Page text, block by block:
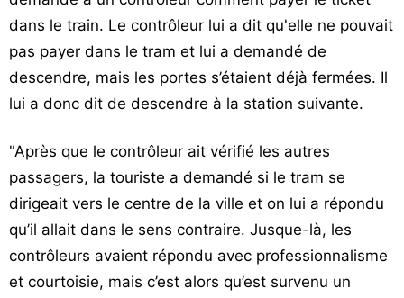
dans le train. Le contrôleur lui a dit qu'elle ne pouvait
pas payer dans le tram et lui a demandé de
descendre, mais les portes s’étaient déjà fermées. Il
lui a donc dit de descendre à la station suivante.
"Après que le contrôleur ait vérifié les autres
passagers, la touriste a demandé si le tram se
dirigeait vers le centre de la ville et on lui a répondu
qu’il allait dans le sens contraire. Jusque-là, les
contrôleurs avaient répondu avec professionnalisme
et courtoisie, mais c’est alors qu’est survenu un